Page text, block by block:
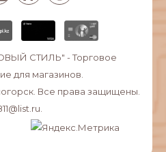
СТИЛЬ" - Торговое
для магазинов.
Все права защищены.